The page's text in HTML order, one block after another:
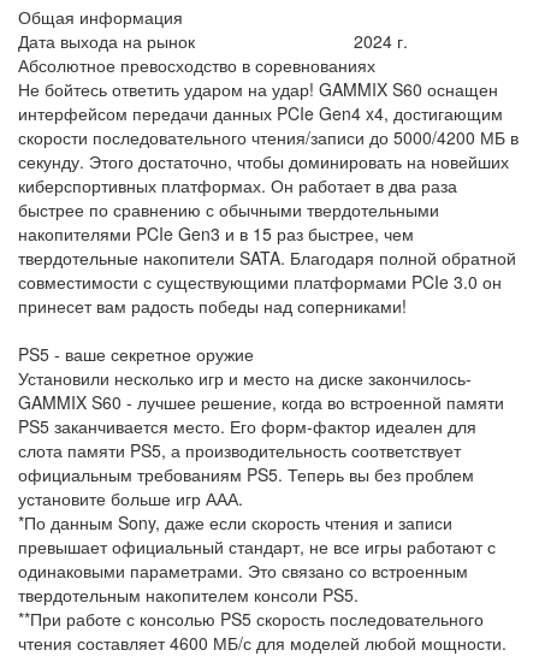
Общая информация
Дата выхода на рынок
2024 г.
Абсолютное превосходство в соревнованиях
Не бойтесь ответить ударом на удар! GAMMIX S60 оснащен
интерфейсом передачи данных PCIe Gen4 x4, достигающим
скорости последовательного чтения/записи до 5000/4200 МБ в
секунду. Этого достаточно, чтобы доминировать на новейших
киберспортивных платформах. Он работает в два раза
быстрее по сравнению с обычными твердотельными
накопителями PCIe Gen3 и в 15 раз быстрее, чем
твердотельные накопители SATA. Благодаря полной обратной
совместимости с существующими платформами PCIe 3.0 он
принесет вам радость победы над соперниками!
PS5 - ваше секретное оружие
Установили несколько игр и место на диске закончилось-
GAMMIX S60 - лучшее решение, когда во встроенной памяти
PS5 заканчивается место. Его форм-фактор идеален для
слота памяти PS5, а производительность соответствует
официальным требованиям PS5. Теперь вы без проблем
установите больше игр ААА.
*По данным Sony, даже если скорость чтения и записи
превышает официальный стандарт, не все игры работают с
одинаковыми параметрами. Это связано со встроенным
твердотельным накопителем консоли PS5.
**При работе с консолью PS5 скорость последовательного
чтения составляет 4600 МБ/с для моделей любой мощности.